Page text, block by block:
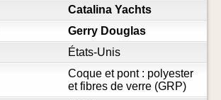
Catalina Yachts
Gerry Douglas
États-Unis
Coque et pont : polyester
et fibres de verre (GRP)